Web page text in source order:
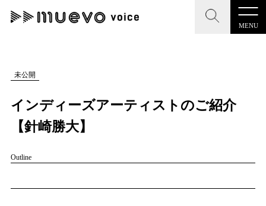
MENU
CLOSE
記事を検索する
人気ワード
#男性SSW #ポップス #女性SSW #ロック
CLOSE
"読者の声を形にする”音楽特化メディア
MENU
未公開
インディーズアーティストのご紹介
【針崎勝大】
Outline